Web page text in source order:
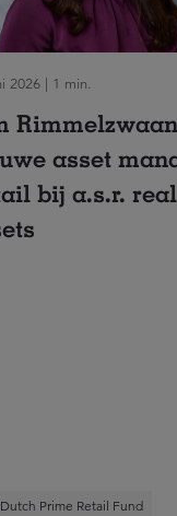
2026 | 1 min.
Rimmelzwaan
asset
bij a.s.r. real
Prime Retail Fund